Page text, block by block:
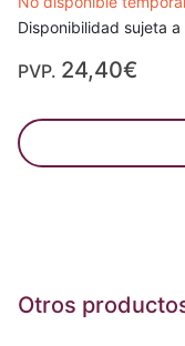
Disponibilidad sujeta
PVP. 24,40€
Otros